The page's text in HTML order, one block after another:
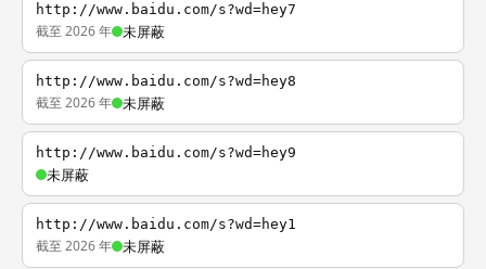
http://www.baidu.com/s?wd=hey7
截至 2026 年 未屏蔽
http://www.baidu.com/s?wd=hey8
截至 2026 年 未屏蔽
http://www.baidu.com/s?wd=hey9
未屏蔽
http://www.baidu.com/s?wd=hey1
截至 2026 年 未屏蔽